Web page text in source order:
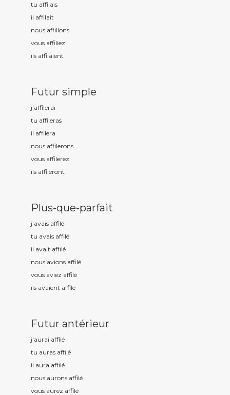
tu affilais
il affilait
nous affilions
vous affiliez
ils affilaient
Futur simple
j'affilerai
tu affileras
il affilera
nous affilerons
vous affilerez
ils affileront
Plus-que-parfait
j'avais affilé
tu avais affilé
il avait affilé
nous avions affilé
vous aviez affilé
ils avaient affilé
Futur antérieur
j'aurai affilé
tu auras affilé
il aura affilé
nous aurons affilé
vous aurez affilé